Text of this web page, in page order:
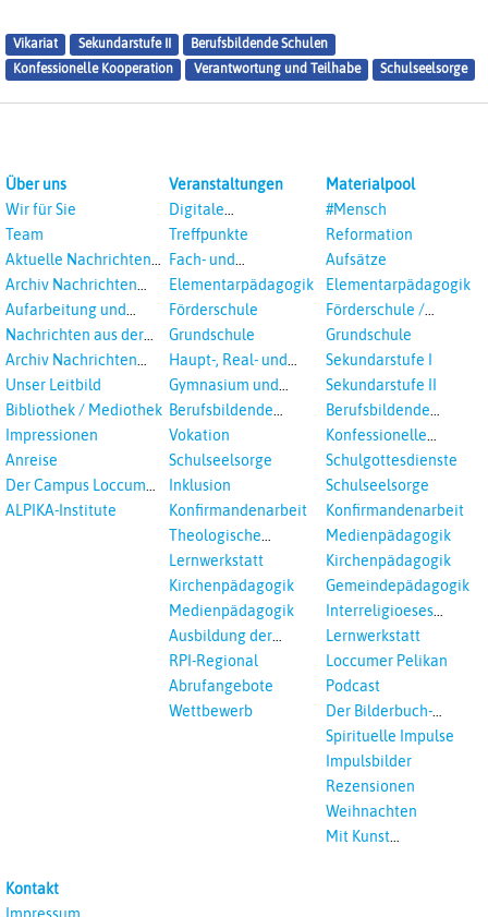
Vikariat Sekundarstufe II
Berufsbildende Schulen
Konfessionelle Kooperation
Verantwortung und Teilhabe Schulseelsorge
Über uns
Wir für Sie
Team
Aktuelle Nachrichten
aus dem RPI
Archiv Nachrichten
aus dem RPI ab 2018
Aufarbeitung und
Prävention
Landeskirche und EKD
Nachrichten aus der
Landeskirche
Archiv Nachrichten
aus der Landeskirche
Unser Leitbild
Bibliothek / Mediothek
Impressionen
Anreise
Der Campus Loccum
und Loccumer
ALPIKA-Institute
Veranstaltungen
Digitale
Veranstaltungen
Treffpunkte
Fach- und
Studientagungen
Elementarpädagogik
Förderschule
Grundschule
Haupt-, Real- und
Oberschule
Gymnasium und
Gesamtschule
Berufsbildende
Schulen
Vokation
Schulseelsorge
Inklusion
Konfirmandenarbeit
Theologische
Fortbildungen,
Interreligöses Lernen
Lernwerkstatt
Kirchenpädagogik
Medienpädagogik
Ausbildung der
Vikar*innen
RPI-Regional
Abrufangebote
Wettbewerb
Materialpool
#Mensch
Reformation
Aufsätze
Elementarpädagogik
Förderschule /
Inklusion
Grundschule
Sekundarstufe I
Sekundarstufe II
Berufsbildende
Schulen
Konfessionelle
Kooperation
Schulgottesdienste
Schulseelsorge
Konfirmandenarbeit
Medienpädagogik
Kirchenpädagogik
Gemeindepädagogik
Interreligioeses
Lernen
Lernwerkstatt
Loccumer Pelikan
Podcast
Der Bilderbuch-
Podcast
Spirituelle Impulse
Impulsbilder
Rezensionen
Weihnachten
Mit Kunst
Kontakt